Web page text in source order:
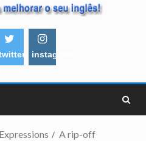
instagram
A rip-off